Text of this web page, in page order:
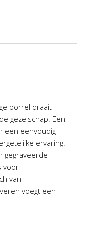
borrel draait
gezelschap. Een
een eenvoudig
ervaring.
gegraveerde
voor
van
voegt een